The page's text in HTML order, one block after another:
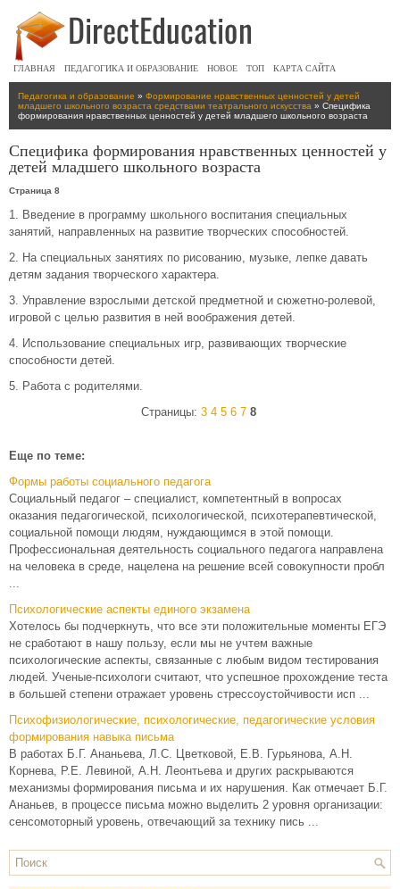
ГЛАВНАЯ ПЕДАГОГИКА И ОБРАЗОВАНИЕ НОВОЕ ТОП КАРТА САЙТА
Педагогика и образование » Формирование нравственных ценностей у детей
младшего школьного возраста средствами театрального искусства » Специфика
формирования нравственных ценностей у детей младшего школьного возраста
Специфика формирования нравственных ценностей у
детей младшего школьного возраста
Страница 8
1. Введение в программу школьного воспитания специальных
занятий, направленных на развитие творческих способностей.
2. На специальных занятиях по рисованию, музыке, лепке давать
детям задания творческого характера.
3. Управление взрослыми детской предметной и сюжетно-ролевой,
игровой с целью развития в ней воображения детей.
4. Использование специальных игр, развивающих творческие
способности детей.
5. Работа с родителями.
Страницы: 3 4 5 6 7 8
Еще по теме:
Формы работы социального педагога
Социальный педагог – специалист, компетентный в вопросах
оказания педагогической, психологической, психотерапевтической,
социальной помощи людям, нуждающимся в этой помощи.
Профессиональная деятельность социального педагога направлена
на человека в среде, нацелена на решение всей совокупности пробл
...
Психологические аспекты единого экзамена
Хотелось бы подчеркнуть, что все эти положительные моменты ЕГЭ
не сработают в нашу пользу, если мы не учтем важные
психологические аспекты, связанные с любым видом тестирования
людей. Ученые-психологи считают, что успешное прохождение теста
в большей степени отражает уровень стрессоустойчивости исп ...
Психофизиологические, психологические, педагогические условия
формирования навыка письма
В работах Б.Г. Ананьева, Л.С. Цветковой, Е.В. Гурьянова, А.Н.
Корнева, Р.Е. Левиной, А.Н. Леонтьева и других раскрываются
механизмы формирования письма и их нарушения. Как отмечает Б.Г.
Ананьев, в процессе письма можно выделить 2 уровня организации:
сенсомоторный уровень, отвечающий за технику пись ...